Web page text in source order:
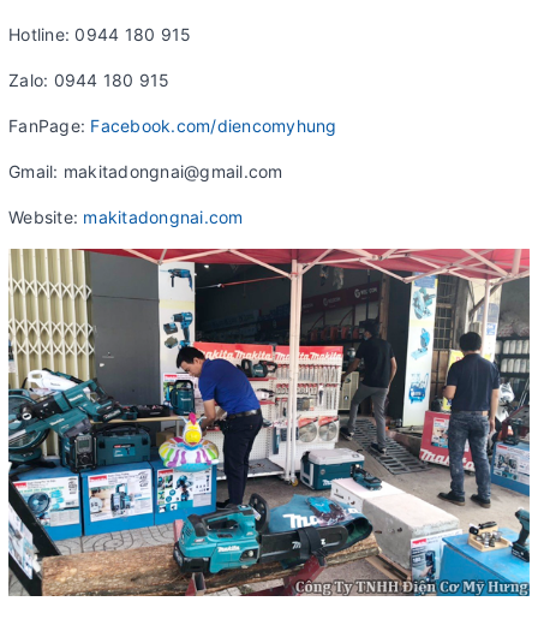
Hotline: 0944 180 915
Zalo: 0944 180 915
FanPage: Facebook.com/diencomyhung
Gmail: makitadongnai@gmail.com
Website: makitadongnai.com